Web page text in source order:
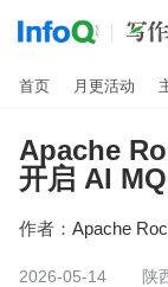
首页 月更活动
Apache
开启 AI
作者： Apache
2026-05-14
陕